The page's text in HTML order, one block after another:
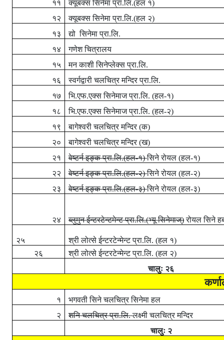
११
क्यूबक्स सिनेमा प्रा.लि.(हल १)
१२
क्यूबक्स सिनेमा प्रा.लि.(हल २)
१३
द्यो सिनेमा प्रा.लि.
१४
गणेश चित्रालय
१५
मन काशी सिनेप्लेक्स प्रा.लि.
१६
स्वर्गद्वारी चलचित्र मन्दिर प्रा.लि.
१७
भि.एफ.एक्स सिनेमाज प्रा.लि. (हल-१)
१८
भि.एफ.एक्स सिनेमाज प्रा.लि. (हल-२)
१९
बागेश्वरी चलचित्र मन्दिर (क)
२०
बागेश्वरी चलचित्र मन्दिर (ख)
२१
वेष्टर्न इङ्क प्रा.लि.(हल-१) सिने रोयल (हल-१)
२२
वेष्टर्न इङ्क प्रा.लि.(हल-२) सिने रोयल (हल-२)
२३
वेष्टर्न इङ्क प्रा.लि.(हल-३) सिने रोयल (हल-३)
२४ ब्लुमुन ईन्टरटेन्टमेन्ट प्रा.लि.(भ्यू सिनेमाज्) रोयल सिने
२५
श्री लोत्से ईन्टरटेन्मेन्ट प्रा.लि. (हल १)
२६
श्री लोत्से ईन्टरटेन्मेन्ट प्रा.लि. (हल २)
चालुः २६
१
भगवती सिने चलचित्र सिनेमा हल
२
शनि चलचित्र प्रा.लि. लक्ष्मी चलचित्र मन्दिर
चालुः २